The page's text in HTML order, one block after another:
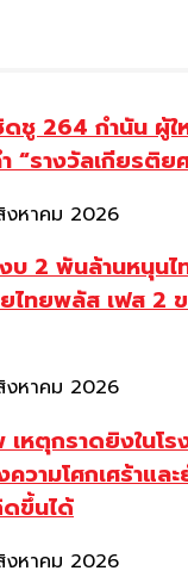
ดชู 264 กำนัน ผู้
รางวัลเกียรติย
งหาคม 2026
2 พันล้านหนุนไ
ยไทยพลัส เฟส 2
งหาคม 2026
หตุกราดยิงในโ
วามโศกเศร้าและ
ขึ้นได้
งหาคม 2026